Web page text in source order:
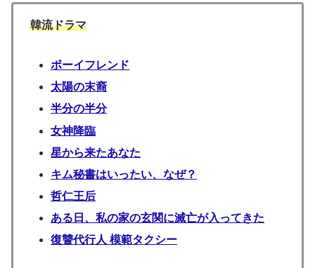
韓流ドラマ
ボーイフレンド
太陽の末裔
半分の半分
女神降臨
星から来たあなた
キム秘書はいったい、なぜ？
哲仁王后
ある日、私の家の玄関に滅亡が入ってきた
復讐代行人 模範タクシー